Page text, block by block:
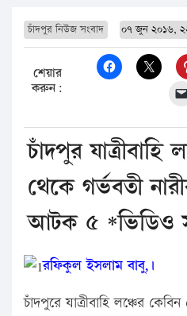
চাঁদপুর নিউজ সংবাদ ০৭ জুন ২০১৬,
শেয়ার
করুন:
চাঁদপুর যাত্রীবাহি
থেকে গর্ভবতী
আটক ৫ *ভিডিও
রফিকুল ইসলাম বাবু,।
চাঁদপুরে যাত্রীবাহি লঞ্চের